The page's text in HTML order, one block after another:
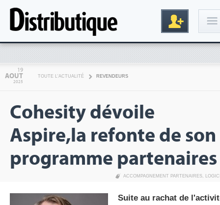
Inscription
19
AOUT
2025
TOUTE L'ACTUALITÉ REVENDEURS
Cohesity dévoile
Aspire,la refonte de son
programme partenaires
ACCOMPAGNEMENT PARTENAIRES,
Suite au rachat de